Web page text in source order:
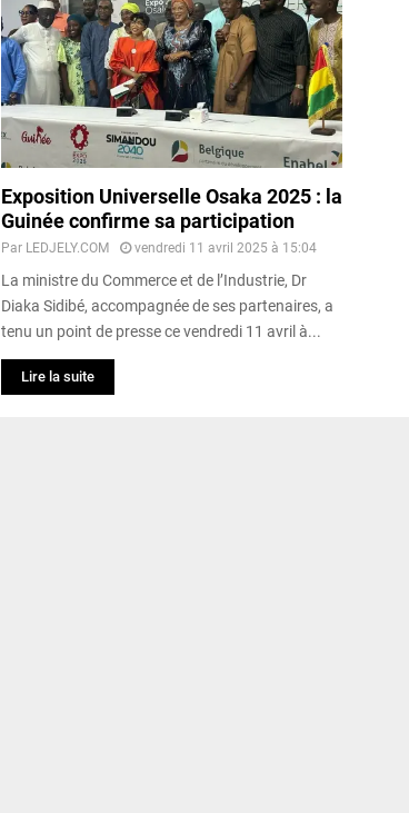
Exposition Universelle Osaka 2025 : la
Guinée confirme sa participation
Par LEDJELY.COM vendredi 11 avril 2025 à 15:04
La ministre du Commerce et de l’Industrie, Dr
Diaka Sidibé, accompagnée de ses partenaires, a
tenu un point de presse ce vendredi 11 avril à...
Lire la suite